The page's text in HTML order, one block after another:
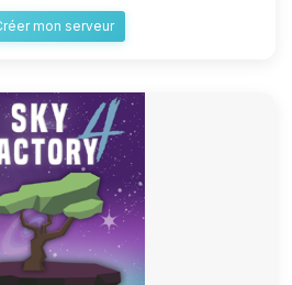
mon serveur